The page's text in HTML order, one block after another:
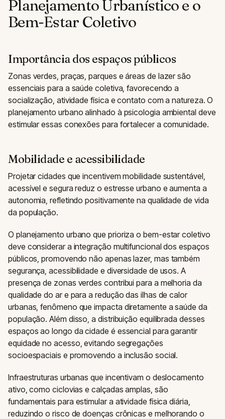
Planejamento Urbanístico e o
Bem-Estar Coletivo
Importância dos espaços públicos
Zonas verdes, praças, parques e áreas de lazer são
essenciais para a saúde coletiva, favorecendo a
socialização, atividade física e contato com a natureza. O
planejamento urbano alinhado à psicologia ambiental deve
estimular essas conexões para fortalecer a comunidade.
Mobilidade e acessibilidade
Projetar cidades que incentivem mobilidade sustentável,
acessível e segura reduz o estresse urbano e aumenta a
autonomia, refletindo positivamente na qualidade de vida
da população.
O planejamento urbano que prioriza o bem-estar coletivo
deve considerar a integração multifuncional dos espaços
públicos, promovendo não apenas lazer, mas também
segurança, acessibilidade e diversidade de usos. A
presença de zonas verdes contribui para a melhoria da
qualidade do ar e para a redução das ilhas de calor
urbanas, fenômeno que impacta diretamente a saúde da
população. Além disso, a distribuição equilibrada desses
espaços ao longo da cidade é essencial para garantir
equidade no acesso, evitando segregações
socioespaciais e promovendo a inclusão social.
Infraestruturas urbanas que incentivam o deslocamento
ativo, como ciclovias e calçadas amplas, são
fundamentais para estimular a atividade física diária,
reduzindo o risco de doenças crônicas e melhorando o